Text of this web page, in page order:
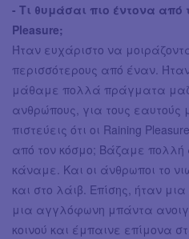
- Τι θυμάσαι πιο έντονα από
Pleasure;
Ήταν ευχάριστο να
περισσότερους από έναν.
μάθαμε πολλά πράγματα
ανθρώπους, για τους εαυτούς
πιστεύεις ότι οι Raining
από τον κόσμο; Βάζαμε
κάναμε. Και οι άνθρωποι το
και στο λάιβ. Επίσης, ήταν
μια αγγλόφωνη μπάντα
κοινού και έμπαινε επίμονα